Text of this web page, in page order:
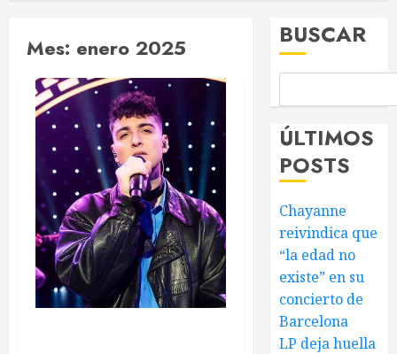
Mes: enero 2025 BUSCAR
ÚLTIMOS
POSTS
Chayanne
reivindica que
“la edad no
existe” en su
concierto de
Barcelona
LP deja huella